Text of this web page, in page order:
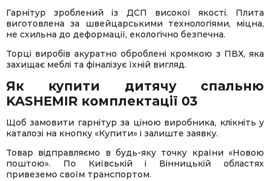
Гарнітур зроблений із ДСП високої якості. Плита
виготовлена за швейцарськими технологіями, міцна,
не схильна до деформації, екологічно безпечна.
Торці виробів акуратно оброблені кромкою з ПВХ, яка
захищає меблі та фіналізує їхній вигляд.
Як купити дитячу спальню
KASHEMIR комплектації 03
Щоб замовити гарнітур за ціною виробника, клікніть у
каталозі на кнопку «Купити» і залиште заявку.
Товар відправляємо в будь-яку точку країни «Новою
поштою». По Київській і Вінницькій областях
привеземо своїм транспортом.